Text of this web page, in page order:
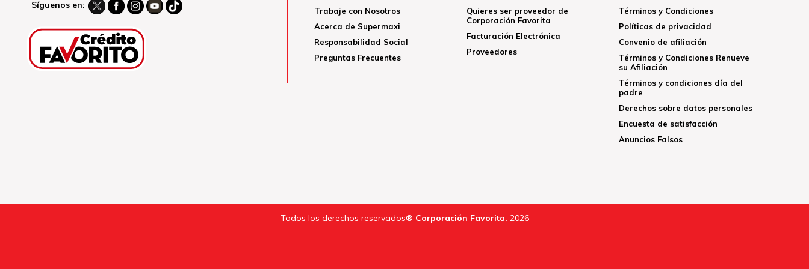
Síguenos en:
Trabaje con Nosotros
Acerca de Supermaxi
Responsabilidad Social
Preguntas Frecuentes
Quieres ser proveedor de
Corporación Favorita
Facturación Electrónica
Proveedores
Términos y Condiciones
Políticas de privacidad
Convenio de afiliación
Términos y Condiciones Renueve
su Afiliación
Términos y condiciones día del
padre
Derechos sobre datos personales
Encuesta de satisfacción
Anuncios Falsos
Todos los derechos reservados® Corporación Favorita. 2026